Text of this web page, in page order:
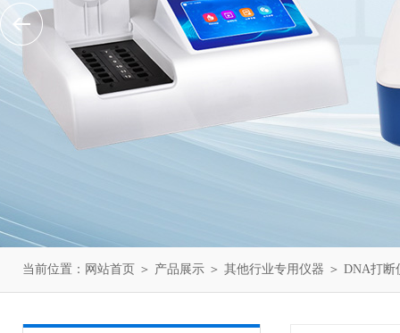
当前位置： 网站首页 ＞ 产品展示 ＞ 其他行业专用仪器 ＞ DNA打断